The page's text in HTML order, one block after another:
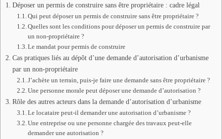
Déposer un permis de construire sans être propriétaire : cadre légal
Qui peut déposer un permis de construire sans être propriétaire ?
Quelles sont les conditions pour déposer un permis de construire par
un non-propriétaire ?
Le mandat pour permis de construire
Cas pratiques liés au dépôt d’une demande d’autorisation d’urbanisme
par un non-propriétaire
J’achète un terrain, puis-je faire une demande sans être propriétaire ?
Une personne morale peut déposer une demande d’autorisation ?
Rôle des autres acteurs dans la demande d’autorisation d’urbanisme
Le locataire peut-il demander une autorisation d’urbanisme ?
Une entreprise ou une personne chargée des travaux peut-elle
demander une autorisation ?